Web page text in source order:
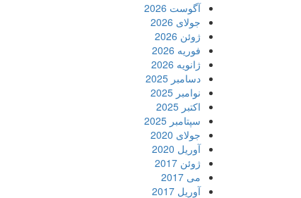
آگوست 2026
جولای 2026
ژوئن 2026
فوریه 2026
ژانویه 2026
دسامبر 2025
نوامبر 2025
اکتبر 2025
سپتامبر 2025
جولای 2020
آوریل 2020
ژوئن 2017
می 2017
آوریل 2017